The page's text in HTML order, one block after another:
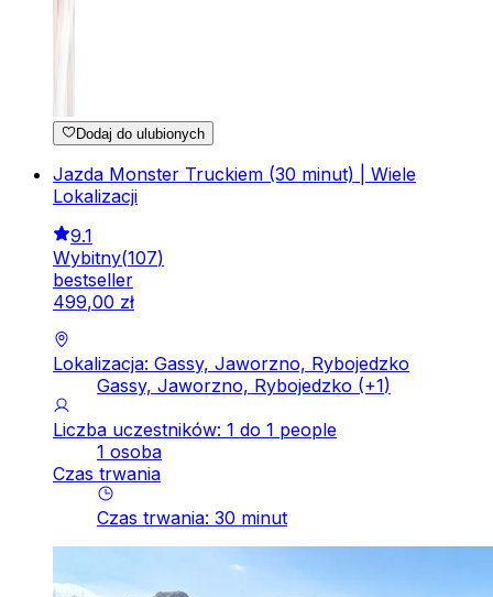
Dodaj do ulubionych
Jazda Monster Truckiem (30 minut) | Wiele
Lokalizacji
9.1
Wybitny(107)
bestseller
499,00 zł
Lokalizacja: Gassy, Jaworzno, Rybojedzko
Gassy, Jaworzno, Rybojedzko (+1)
Liczba uczestników: 1 do 1 people
1 osoba
Czas trwania
Czas trwania: 30 minut